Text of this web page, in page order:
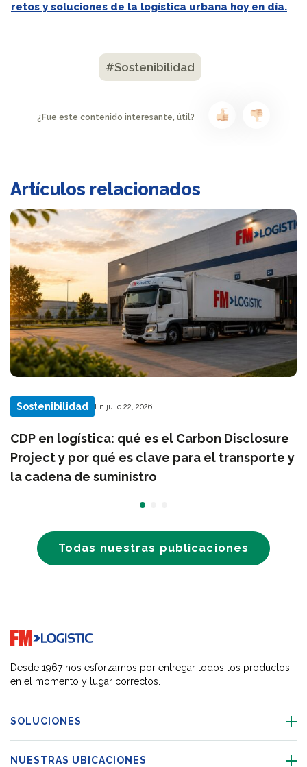
retos y soluciones de la logística urbana hoy en día.
#Sostenibilidad
¿Fue este contenido interesante, útil?
Artículos relacionados
Sostenibilidad En julio 22, 2026
CDP en logística: qué es el Carbon Disclosure
Project y por qué es clave para el transporte y
la cadena de suministro
Todas nuestras publicaciones
Go to home page
Desde 1967 nos esforzamos por entregar todos los productos
en el momento y lugar correctos.
SOLUCIONES
NUESTRAS UBICACIONES